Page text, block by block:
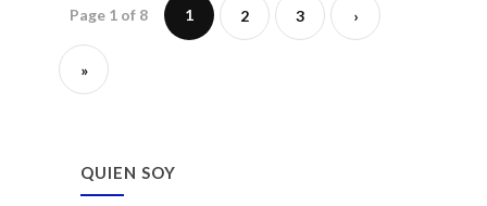
Page 1 of 8 1 2 3 ›
»
QUIEN SOY